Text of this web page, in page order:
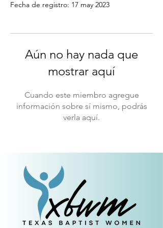
Fecha de registro: 17 may 2023
Aún no hay nada que
mostrar aquí
Cuando este miembro agregue
información sobre sí mismo, podrás
verla aquí.